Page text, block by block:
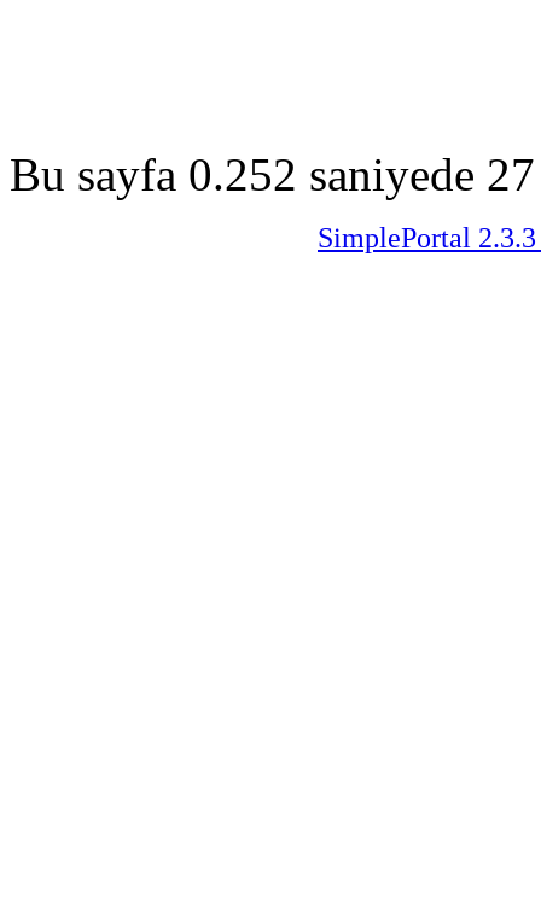
Bu sayfa 0.252 saniyede
SimplePortal